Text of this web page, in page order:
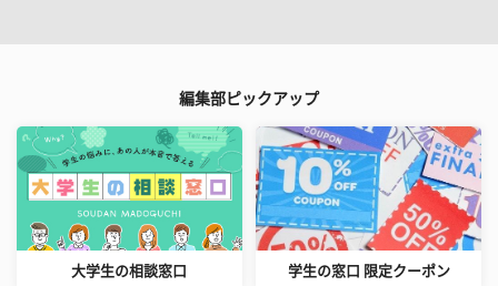
編集部ピックアップ
大学生の相談窓口 学生の窓口 限定クーポン